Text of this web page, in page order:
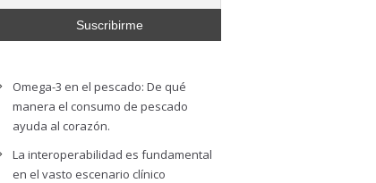
Omega-3 en el pescado: De qué
manera el consumo de pescado
ayuda al corazón.
La interoperabilidad es fundamental
en el vasto escenario clínico